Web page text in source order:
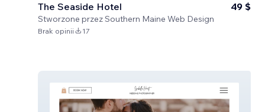
The Seaside Hotel
Stworzone przezSouthern Maine Web Design
49 $
Brak opinii 17